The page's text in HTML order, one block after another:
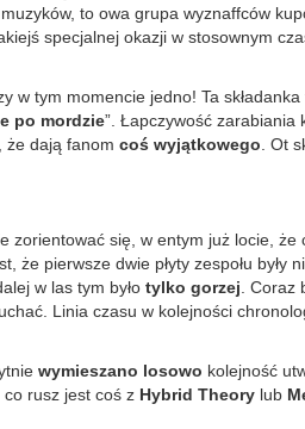
muzyków, to owa grupa wyznaffców
specjalnej okazji w stosownym
w tym momencie jedno! Ta
po mordzie”. Łapczywość zarabiania
że dają fanom coś wyjątkowego . Ot
się, w entym już locie, że
pierwsze dwie płyty zespołu były
w las tym było tylko gorzej . Coraz
Linia czasu w kolejności
wymieszano losowo kolejność
co rusz jest coś z Hybrid Theory lub